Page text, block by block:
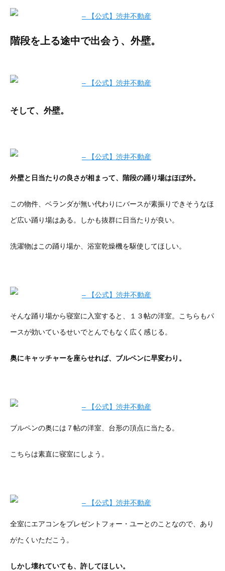
階段を上る途中で出会う、外壁。
そして、外壁。
外壁と日当たりの良さが相まって、階段の踊り場はほぼ外。
この物件、ベランダが無い代わりにバースが素振りできそうなほ
ど広い踊り場はある。しかも抜群に日当たりが良い。
洗濯物はこの踊り場か、浴室乾燥機を駆使してほしい。
そんな踊り場から寝室に入室すると、１３帖の洋室。こちらもパ
ースが効いているせいでとんでもなく広く感じる。
奥にキャッチャーを座らせれば、ブルペンに早変わり。
ブルペンの奥には７帖の洋室、台形の頂点に当たる。
こちらは素直に寝室にしよう。
全室にエアコンをプレゼントフォー・ユーとのことなので、あり
がたくいただこう。
しかし壊れていても、許してほしい。